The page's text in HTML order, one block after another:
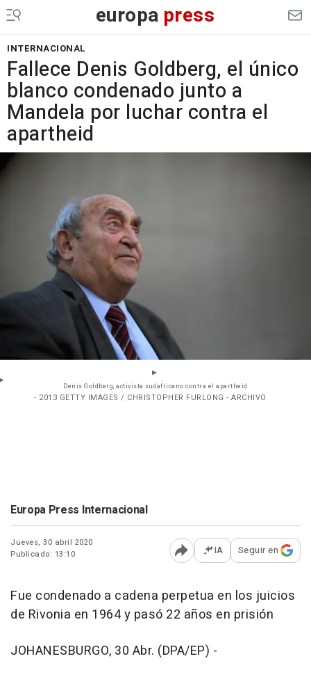
europa press
INTERNACIONAL
Fallece Denis Goldberg, el único
blanco condenado junto a
Mandela por luchar contra el
apartheid
Denis Goldberg, activista sudafricano contra el apartheid
- 2013 GETTY IMAGES / CHRISTOPHER FURLONG - ARCHIVO
Europa Press Internacional
Jueves, 30 abril 2020
Publicado: 13:10
Abrir opciones para
IA Seguir en
Fue condenado a cadena perpetua en los juicios
de Rivonia en 1964 y pasó 22 años en prisión
JOHANESBURGO, 30 Abr. (DPA/EP) -